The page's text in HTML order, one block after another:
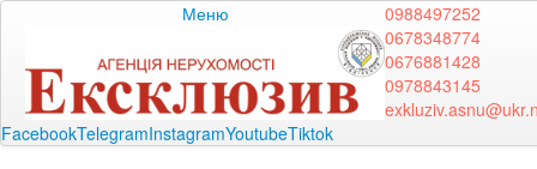
Меню
0988497252
0678348774
0676881428
0978843145
FacebookTelegramInstagramYoutubeTiktok